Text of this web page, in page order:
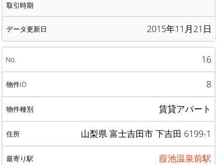
2015年11月21日
16
8
賃貸アパート
山梨県 富士吉田市 下吉田 6199-1
葭池温泉前駅